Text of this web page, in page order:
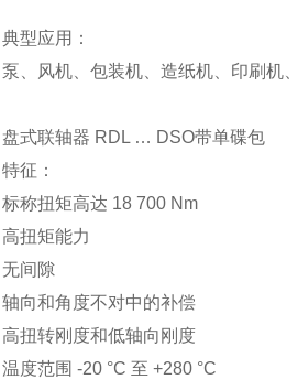
典型应用：
泵、风机、包装机、造纸机、印刷机
盘式联轴器 RDL … DSO带单碟包
特征：
标称扭矩高达 18 700 Nm
高扭矩能力
无间隙
轴向和角度不对中的补偿
高扭转刚度和低轴向刚度
温度范围 -20 °C 至 +280 °C